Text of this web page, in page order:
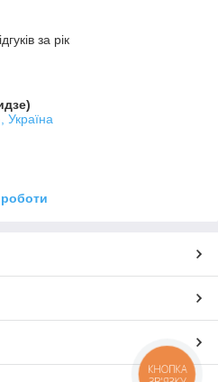
за рік
Україна
КНОПКА